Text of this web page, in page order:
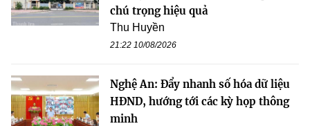
chú trọng hiệu quả
Thu Huyền
21:22 10/08/2026
Nghệ An: Đẩy nhanh số hóa dữ liệu
HĐND, hướng tới các kỳ họp thông
minh